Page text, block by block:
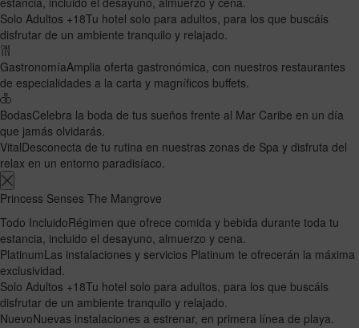
Solo Adultos +18Tu hotel solo para adultos, para los que buscáis
disfrutar de un ambiente tranquilo y relajado.
GastronomíaAmplia oferta gastronómica, con nuestros restaurantes
de especialidades a la carta y magníficos buffets.
BodasCelebra la boda de tus sueños frente al Mar Caribe en un día
que jamás olvidarás.
VitalDesconecta de tu rutina en nuestras zonas de Spa y disfruta del
relax en un entorno paradisíaco.
Princess Senses The Mangrove
Todo IncluidoRégimen que ofrece comida y bebida durante toda tu
estancia, incluido el desayuno, almuerzo y cena.
PlatinumLas instalaciones y servicios Platinum te ofrecerán la máxima
exclusividad.
Solo Adultos +18Tu hotel solo para adultos, para los que buscáis
disfrutar de un ambiente tranquilo y relajado.
NuevoNuevas instalaciones a estrenar, en primera línea de playa.